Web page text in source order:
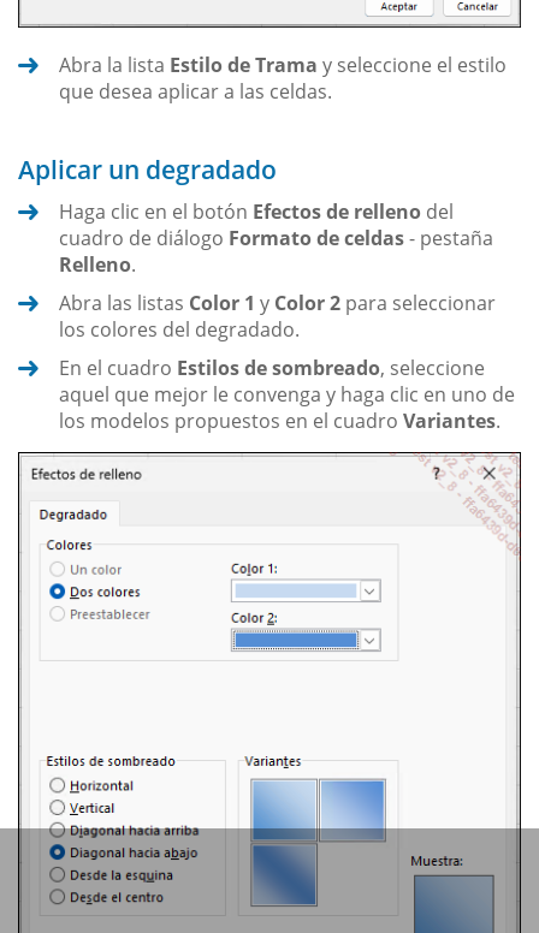
Abra la lista Estilo de Trama y seleccione el estilo
que desea aplicar a las celdas.
Aplicar un degradado
Haga clic en el botón Efectos de relleno del
cuadro de diálogo Formato de celdas- pestaña
Relleno.
Abra las listas Color 1 y Color 2 para seleccionar
los colores del degradado.
En el cuadro Estilos de sombreado, seleccione
aquel que mejor le convenga y haga clic en uno de
los modelos propuestos en el cuadro Variantes.